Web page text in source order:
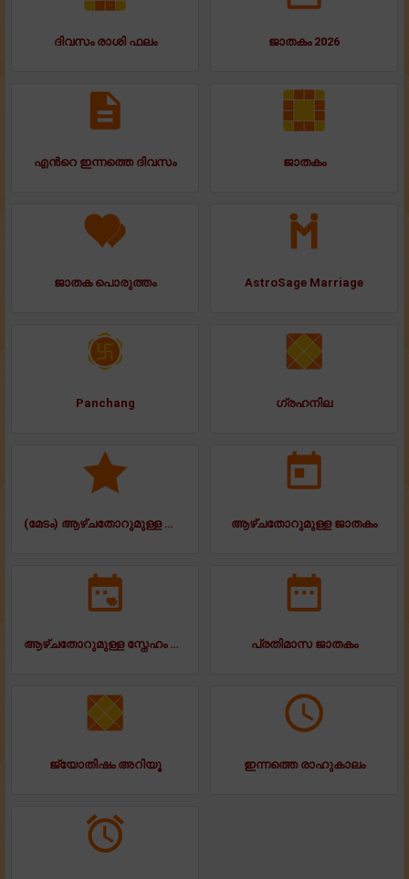
ദിവസം രാശി ഫലം ജാതകം 2026
എന്‍റെ ഇന്നത്തെ ദിവസം ജാതകം
ജാതക പൊരുത്തം AstroSage Marriage
Panchang ഗ്രഹനില
(മേടം) ആഴ്ചതോറുമുള്ള ജാതകം ആഴ്ചതോറുമുള്ള ജാതകം
ആഴ്ചതോറുമുള്ള സ്നേഹം ജാതകം പ്രതിമാസ ജാതകം
ജ്യോതിഷം അറിയൂ ഇന്നത്തെ രാഹുകാലം